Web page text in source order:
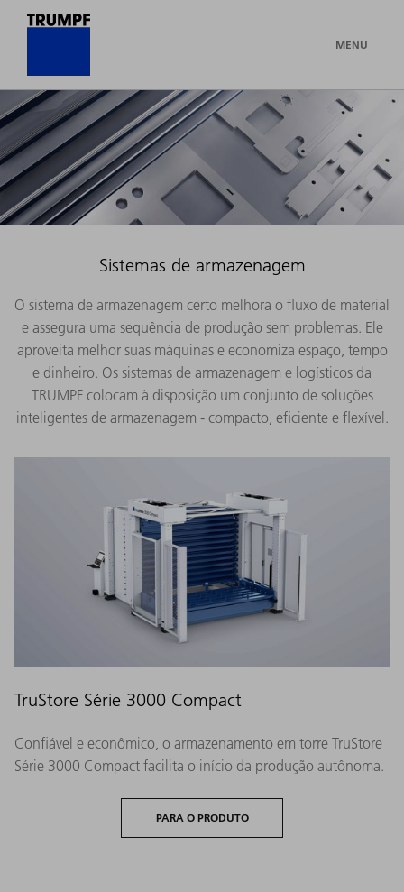
MENU
Sistemas de armazenagem
O sistema de armazenagem certo melhora o fluxo de material
e assegura uma sequência de produção sem problemas. Ele
aproveita melhor suas máquinas e economiza espaço, tempo
e dinheiro. Os sistemas de armazenagem e logísticos da
TRUMPF colocam à disposição um conjunto de soluções
inteligentes de armazenagem - compacto, eficiente e flexível.
TruStore Série 3000 Compact
Confiável e econômico, o armazenamento em torre TruStore
Série 3000 Compact facilita o início da produção autônoma.
PARA O PRODUTO